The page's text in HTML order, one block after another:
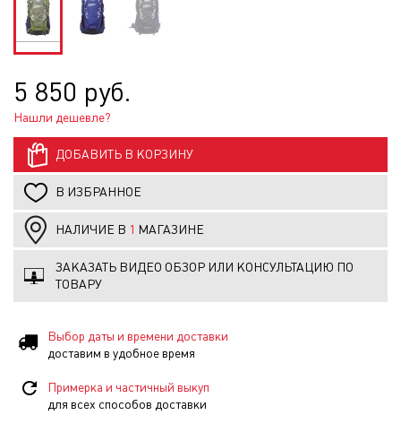
5 850 руб.
Нашли дешевле?
ДОБАВИТЬ В КОРЗИНУ
В ИЗБРАННОЕ
НАЛИЧИЕ В 1 МАГАЗИНЕ
ЗАКАЗАТЬ ВИДЕО ОБЗОР ИЛИ КОНСУЛЬТАЦИЮ ПО
ТОВАРУ
Выбор даты и времени доставки
доставим в удобное время
Примерка и частичный выкуп
для всех способов доставки